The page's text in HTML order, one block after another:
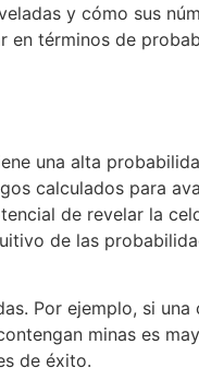
y cómo sus
términos de
una alta
calculados para
de revelar la
de las
Por ejemplo, si
minas es
de éxito.